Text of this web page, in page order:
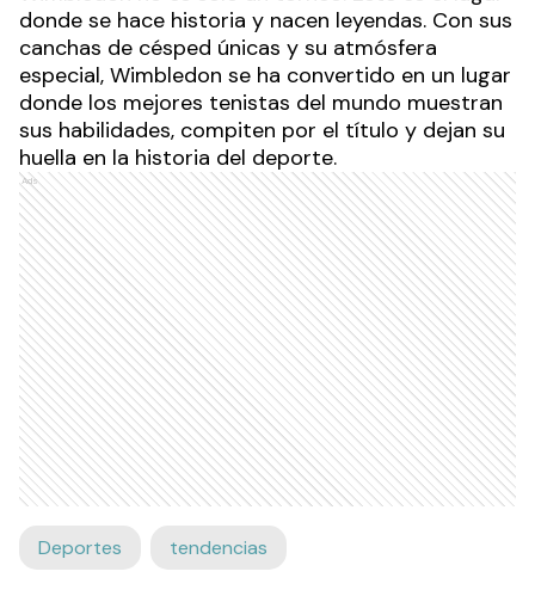
donde se hace historia y nacen leyendas. Con sus
canchas de césped únicas y su atmósfera
especial, Wimbledon se ha convertido en un lugar
donde los mejores tenistas del mundo muestran
sus habilidades, compiten por el título y dejan su
huella en la historia del deporte.
Ads
Deportes tendencias